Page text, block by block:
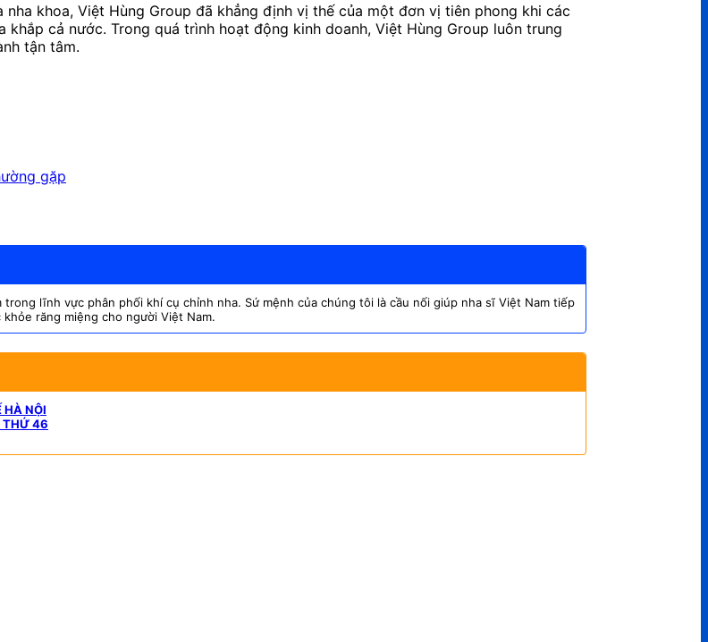
khoa, Việt Hùng Group đã khẳng định vị thế của một đơn vị tiên phong khi các
cả nước. Trong quá trình hoạt động kinh doanh, Việt Hùng Group luôn trung
tận tâm.
gặp
lĩnh vực phân phối khí cụ chỉnh nha. Sứ mệnh của chúng tôi là cầu nối giúp nha sĩ Việt Nam tiếp
răng miệng cho người Việt Nam.
HÀ NỘI
THỨ 46